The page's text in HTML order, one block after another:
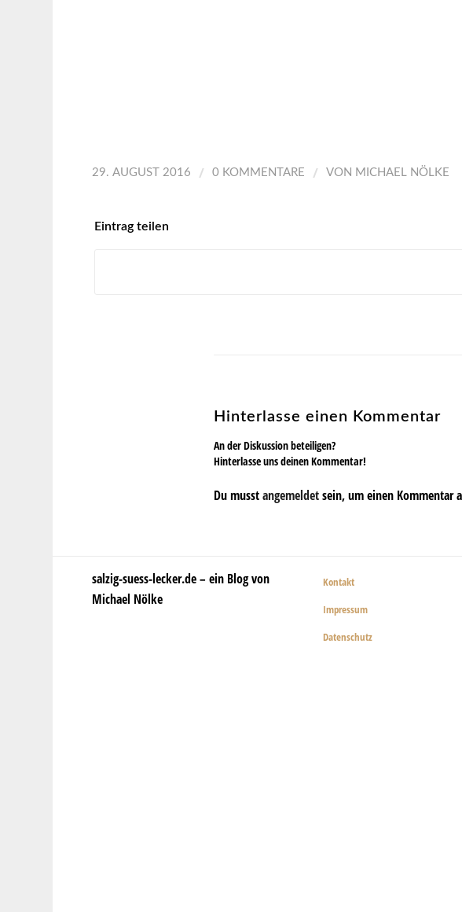
29. AUGUST 2016 / 0 KOMMENTARE / VON MICHAEL NÖLKE
Eintrag teilen
Hinterlasse einen Kommentar
An der Diskussion beteiligen?
Hinterlasse uns deinen Kommentar!
Du musstangemeldetsein, um einen Kommentar
salzig-suess-lecker.de – ein Blog von
Michael Nölke
Kontakt
Impressum
Datenschutz